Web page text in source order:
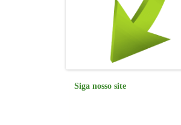
Siga nosso site